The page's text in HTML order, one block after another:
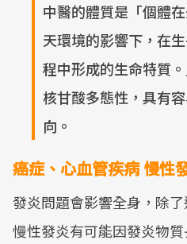
中醫的體質是「個體
天環境的影響下，在
程中形成的生命特質
核甘酸多態性，具有
向。
癌症、心血管疾病 慢性
發炎問題會影響全身，除
慢性發炎有可能因發炎物